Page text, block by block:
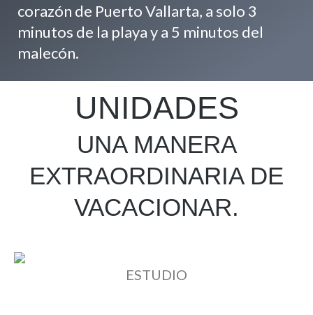
corazón de Puerto Vallarta, a solo 3
minutos de la playa y a 5 minutos del
malecón.
UNIDADES
UNA MANERA
EXTRAORDINARIA DE
VACACIONAR.
ESTUDIO